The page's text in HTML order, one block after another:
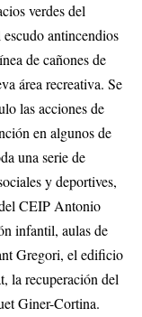
verdes del
antincendios
de cañones de
área recreativa. Se
las acciones de
en algunos de
una serie de
y deportives,
CEIP Antonio
infantil, aulas de
Gregori, el edificio
la recuperación del
Giner-Cortina.